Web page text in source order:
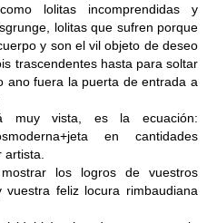
lolitas incomprendidas y
lolitas que sufren porque
y son el vil objeto de deseo
trascendentes hasta para soltar
ano fuera la puerta de entrada a
muy vista, es la ecuación:
en cantidades
artista.
los logros de vuestros
vuestra feliz locura rimbaudiana